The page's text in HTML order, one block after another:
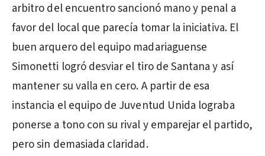
arbitro del encuentro sancionó mano y penal a
favor del local que parecía tomar la iniciativa. El
buen arquero del equipo madariaguense
Simonetti logró desviar el tiro de Santana y así
mantener su valla en cero. A partir de esa
instancia el equipo de Juventud Unida lograba
ponerse a tono con su rival y emparejar el partido,
pero sin demasiada claridad.